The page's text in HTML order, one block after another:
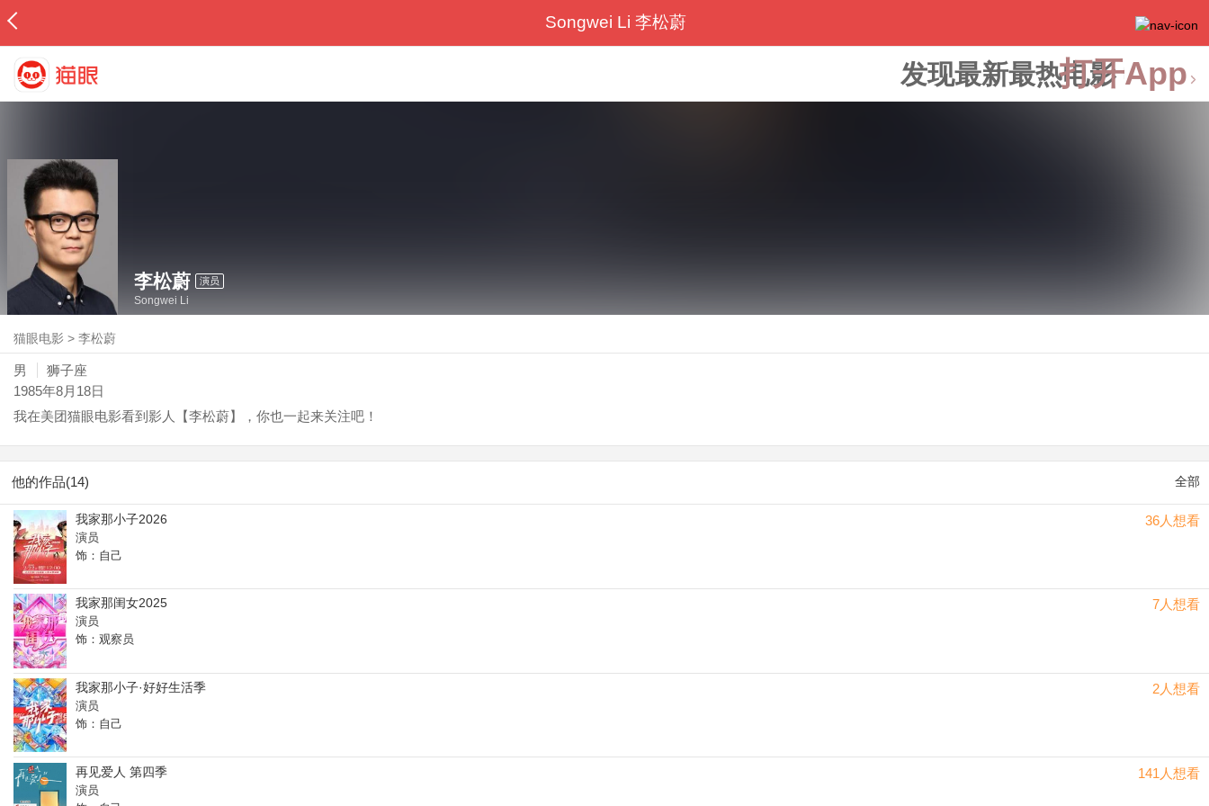
Songwei Li 李松蔚
发现最新最热电影打开App
李松蔚 演员
Songwei Li
猫眼电影 >李松蔚
男
狮子座
1985年8月18日
我在美团猫眼电影看到影人【李松蔚】，你也一起来关注吧！
他的作品(14) 全部
36人想看
我家那小子2026
演员
饰：自己
7人想看
我家那闺女2025
演员
饰：观察员
2人想看
我家那小子·好好生活季
演员
饰：自己
141人想看
再见爱人 第四季
演员